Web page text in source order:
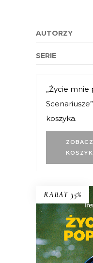
AUTORZY
SERIE
ZOBACZ
KOSZYK
„Życie mnie
koszyka.
RABAT 35%
Życie mnie
Irena
Kalabrii od